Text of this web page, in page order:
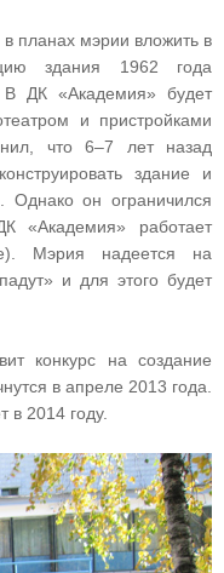
планах мэрии вложить в
здания 1962 года
ДК «Академия» будет
и пристройками
что 6–7 лет назад
здание и
Однако он ограничился
«Академия» работает
Мэрия надеется на
и для этого будет
конкурс на создание
в апреле 2013 года.
в 2014 году.